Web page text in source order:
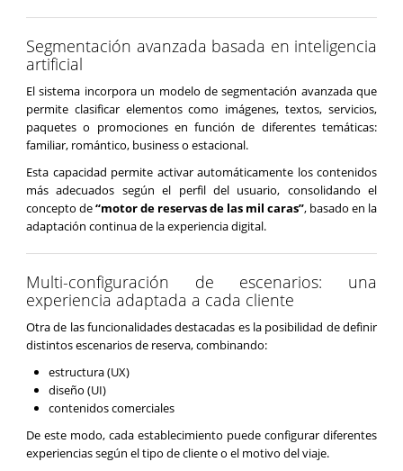
Segmentación avanzada basada en inteligencia
artificial
El sistema incorpora un modelo de segmentación avanzada que
permite clasificar elementos como imágenes, textos, servicios,
paquetes o promociones en función de diferentes temáticas:
familiar, romántico, business o estacional.
Esta capacidad permite activar automáticamente los contenidos
más adecuados según el perfil del usuario, consolidando el
concepto de“motor de reservas de las mil caras”, basado en la
adaptación continua de la experiencia digital.
Multi-configuración de escenarios: una
experiencia adaptada a cada cliente
Otra de las funcionalidades destacadas es la posibilidad de definir
distintos escenarios de reserva, combinando:
estructura (UX)
diseño (UI)
contenidos comerciales
De este modo, cada establecimiento puede configurar diferentes
experiencias según el tipo de cliente o el motivo del viaje.